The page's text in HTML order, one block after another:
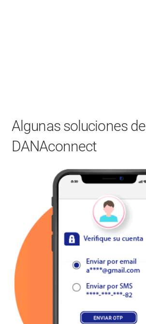
Algunas soluciones de
DANAconnect